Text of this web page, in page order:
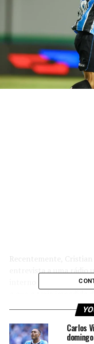
Recentemente,
entrevista a uma rádio
interno no Grêmio. O
pela Seleção Uruguaia.
Menezes o retirou do
mesmo estando emCarlos